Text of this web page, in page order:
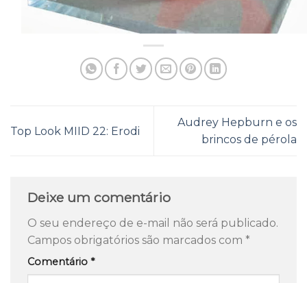
Top Look MIID 22: Erodi
Audrey Hepburn e os
brincos de pérola
Deixe um comentário
O seu endereço de e-mail não será publicado.
Campos obrigatórios são marcados com *
Comentário *